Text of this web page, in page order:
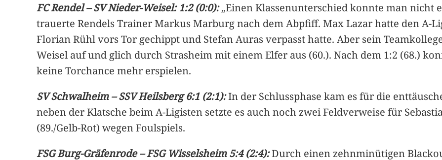
FC Rendel – SV Nieder-Weisel: 1:2 (0:0):„Einen Klassenunterschied konnte man nicht
trauerte Rendels Trainer Markus Marburg nach dem Abpfiff. Max Lazar hatte den A-
Florian Rühl vors Tor gechippt und Stefan Auras verpasst hatte. Aber sein
Weisel auf und glich durch Strasheim mit einem Elfer aus (60.). Nach dem 1:2 (68.)
keine Torchance mehr erspielen.
SV Schwalheim – SSV Heilsberg 6:1 (2:1):In der Schlussphase kam es für die
neben der Klatsche beim A-Ligisten setzte es auch noch zwei Feldverweise für
(89./Gelb-Rot) wegen Foulspiels.
FSG Burg-Gräfenrode – FSG Wisselsheim 5:4 (2:4):Durch einen zehnminütigen